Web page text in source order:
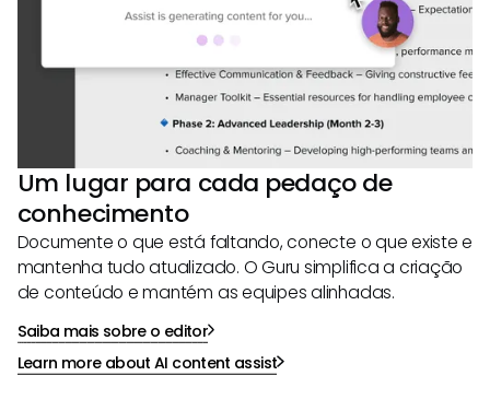
Um lugar para cada pedaço de
conhecimento
Documente o que está faltando, conecte o que existe e
mantenha tudo atualizado. O Guru simplifica a criação
de conteúdo e mantém as equipes alinhadas.
Saiba mais sobre o editor
Learn more about AI content assist